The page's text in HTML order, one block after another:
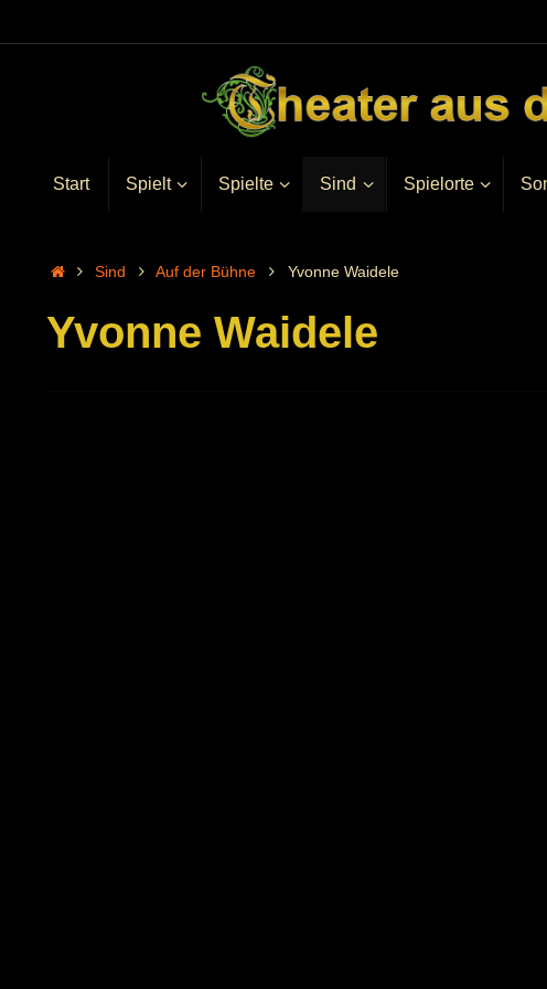
Start Spielt Spielte Sind Spielorte
Sind Auf der Bühne Yvonne Waidele
Yvonne Waidele